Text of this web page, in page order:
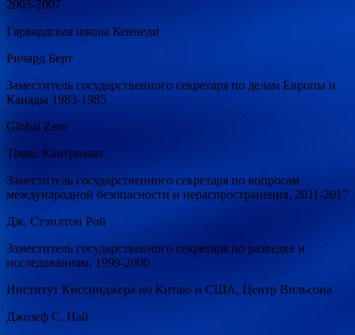
2005-2007
Гарвардская школа Кеннеди
Ричард Берт
Заместитель государственного секретаря по делам Европы и
Канады 1983-1985
Global Zero
Томас Кантриман
Заместитель государственного секретаря по вопросам
международной безопасности и нераспространения, 2011-2017
Дж. Стэплтон Рой
Заместитель государственного секретаря по разведке и
исследованиям, 1999-2000
Институт Киссинджера по Китаю и США, Центр Вильсона
Джозеф С. Най